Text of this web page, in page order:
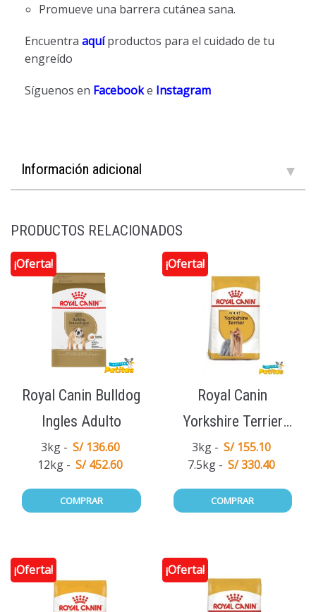
Promueve una barrera cutánea sana.
Encuentra aquíproductos para el cuidado de tu
engreído
Síguenos en Facebooke Instagram
Información adicional
PRODUCTOS RELACIONADOS
¡Oferta!
Royal Canin Bulldog
Ingles Adulto
3kg
S/ 136.60
12kg
S/ 452.60
COMPRAR
¡Oferta!
Royal Canin
Yorkshire Terrier
Adulto
3kg
S/ 155.10
7.5kg
S/ 330.40
COMPRAR
¡Oferta! ¡Oferta!